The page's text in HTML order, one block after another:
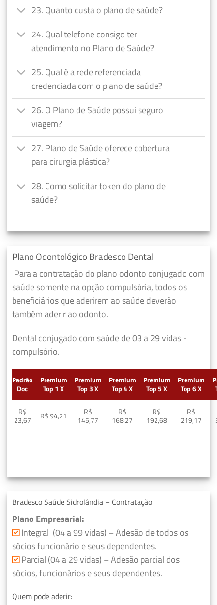
23. Quanto custa o plano de saúde?
24. Qual telefone consigo ter
atendimento no Plano de Saúde?
25. Qual é a rede referenciada
credenciada com o plano de saúde?
26. O Plano de Saúde possui seguro
viagem?
27. Plano de Saúde oferece cobertura
para cirurgia plástica?
28. Como solicitar token do plano de
saúde?
Plano Odontológico Bradesco Dental
Para a contratação do plano odonto conjugado com
saúde somente na opção compulsória, todos os
beneficiários que aderirem ao saúde deverão
também aderir ao odonto.
Dental conjugado com saúde de 03 a 29 vidas -
compulsório.
Padrão
Doc
Premium
Top 1 X
Premium
Top 3 X
Premium
Top 4 X
Premium
Top 5 X
Premium
Top 6 X
R$
23,67
R$ 94,21
R$
145,77
R$
168,27
R$
192,68
R$
219,17
Bradesco Saúde Sidrolândia – Contratação
Plano Empresarial:
Integral (04 a 99 vidas) – Adesão de todos os
sócios funcionário e seus dependentes.
Parcial (04 a 29 vidas) – Adesão parcial dos
sócios, funcionários e seus dependentes.
Quem pode aderir: